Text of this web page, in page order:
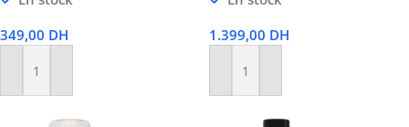
349,00 DH
Ajouter Au Panier
1.399,00 DH
Ajouter Au Panier